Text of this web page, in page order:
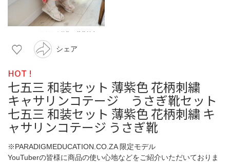
シェア
HOT !
七五三 和装セット 薄紫色 花柄刺繍
キャサリンコテージ うさぎ靴セット
七五三 和装セット 薄紫色 花柄刺繍 キ
ャサリンコテージ うさぎ靴
※PARADIGMEDUCATION.CO.ZA 限定モデル
YouTuberの皆様に商品の使い心地などをご紹介いただいておりま